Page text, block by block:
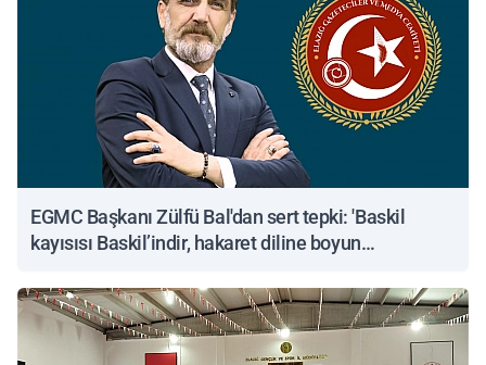
EGMC Başkanı Zülfü Bal'dan sert tepki: 'Baskil
kayısısı Baskil’indir, hakaret diline boyun